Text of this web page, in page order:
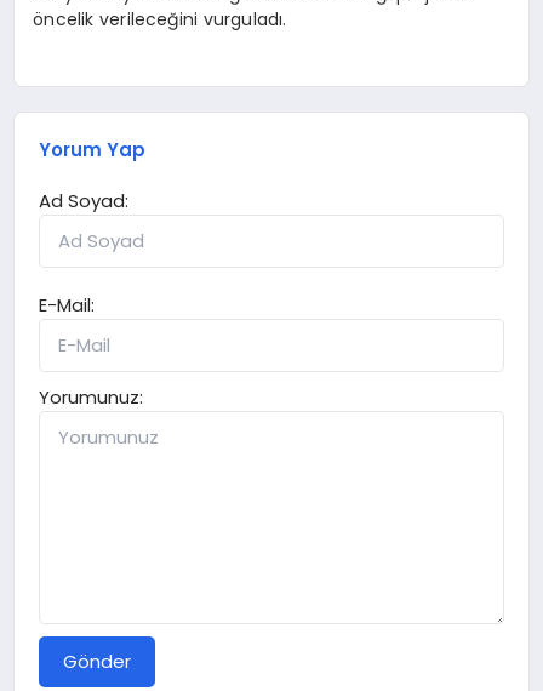
öncelik verileceğini vurguladı.
Yorum Yap
Ad Soyad:
E-Mail:
Yorumunuz:
Gönder